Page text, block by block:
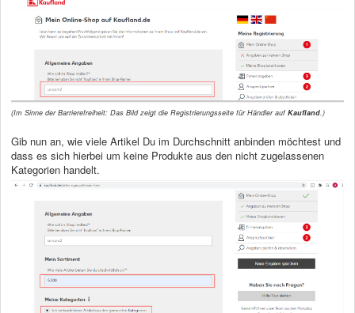
(Im Sinne der Barrierefreiheit: Das Bild zeigt die Registrierungsseite für Händler aufKaufland.)
Gib nun an, wie viele Artikel Du im Durchschnitt anbinden möchtest und
dass es sich hierbei um keine Produkte aus den nicht zugelassenen
Kategorien handelt.